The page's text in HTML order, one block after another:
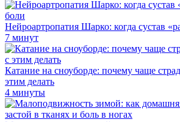
Нейроартропатия Шарко: когда сустав
7 минут
Катание на сноуборде: почему чаще
этим делать
4 минуты